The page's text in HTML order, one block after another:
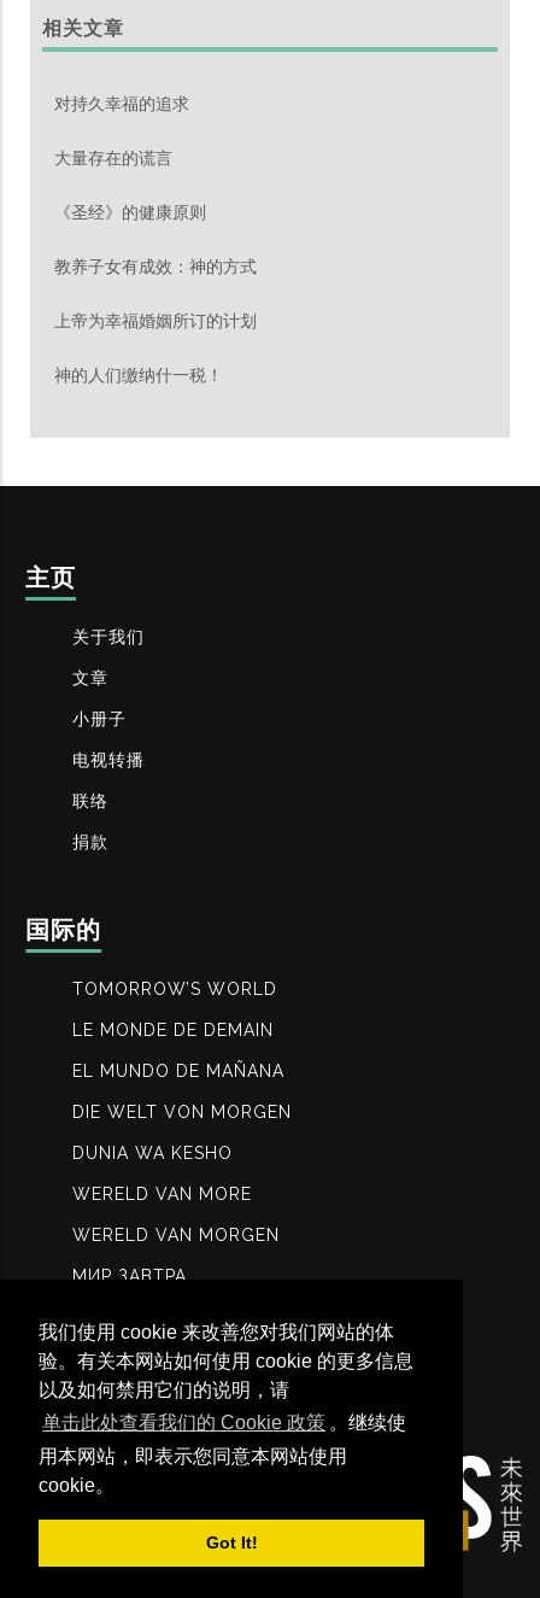
我们使用 cookie 来改善您对我们网站的体
验。有关本网站如何使用 cookie 的更多信息
以及如何禁用它们的说明，请
单击此处查看我们的 Cookie 政策 。继续使
用本网站，即表示您同意本网站使用
cookie。
Got It!
相关文章
对持久幸福的追求
大量存在的谎言
《圣经》的健康原则
教养子女有成效：神的方式
上帝为幸福婚姻所订的计划
神的人们缴纳什一税！
主页
关于我们
文章
小册子
电视转播
联络
捐款
国际的
TOMORROW’S WORLD
LE MONDE DE DEMAIN
EL MUNDO DE MAÑANA
DIE WELT VON MORGEN
DUNIA WA KESHO
WERELD VAN MORE
WERELD VAN MORGEN
МИР ЗАВТРА
कल विश्ि
未来世界